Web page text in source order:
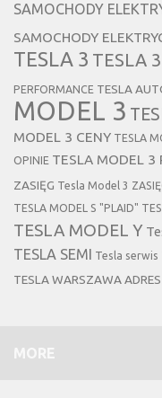
SAMOCHODY
SAMOCHODY
TESLA 3 TESLA
PERFORMANCE TESLA
MODEL 3
MODEL 3 CENY TESLA
OPINIE TESLA MODEL 3
ZASIĘG Tesla Model 3
TESLA MODEL S "PLAID"
TESLA MODEL Y
TESLA SEMI Tesla serwis
TESLA WARSZAWA ADRES
MORE